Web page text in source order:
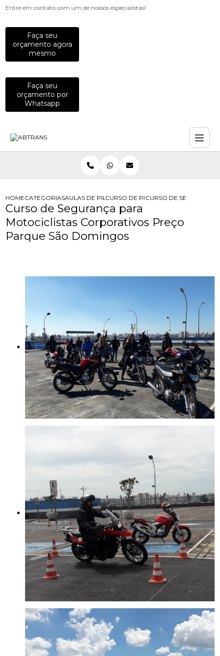
Entre em contato com um de nossos especialistas!
Faça seu
orçamento agora
mesmo
Faça seu
orçamento por
Whatsapp
HOMECATEGORIASAULAS DE PILOTAGEM PARA EMPRESAS
CURSO DE PILOTAGEM PARA
CURSO DE
Curso de Segurança para
Motociclistas Corporativos Preço
Parque São Domingos